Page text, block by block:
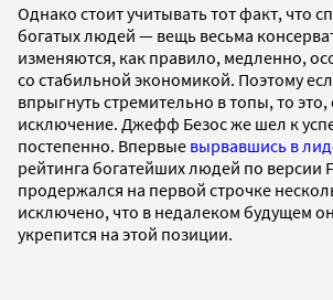
Однако стоит учитывать тот факт, что
богатых людей — вещь весьма
изменяются, как правило, медленно,
со стабильной экономикой. Поэтому
впрыгнуть стремительно в топы, то это,
исключение. Джефф Безос же шел к
постепенно. Впервые вырвавшись в
рейтинга богатейших людей по версии
продержался на первой строчке
исключено, что в недалеком будущем
укрепится на этой позиции.